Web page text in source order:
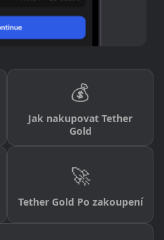
💰
Jak nakupovat Tether
Gold
🚀
Tether Gold Po zakoupení